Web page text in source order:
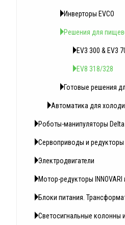
Инверторы EVCO
Решения для
EV3 300 & EV3
EV8 318/328
Готовые решения
Автоматика для
Роботы-манипуляторы
Сервоприводы и редукторы
Электродвигатели
Мотор-редукторы INNOVARI
Блоки питания.
Светосигнальные колонны